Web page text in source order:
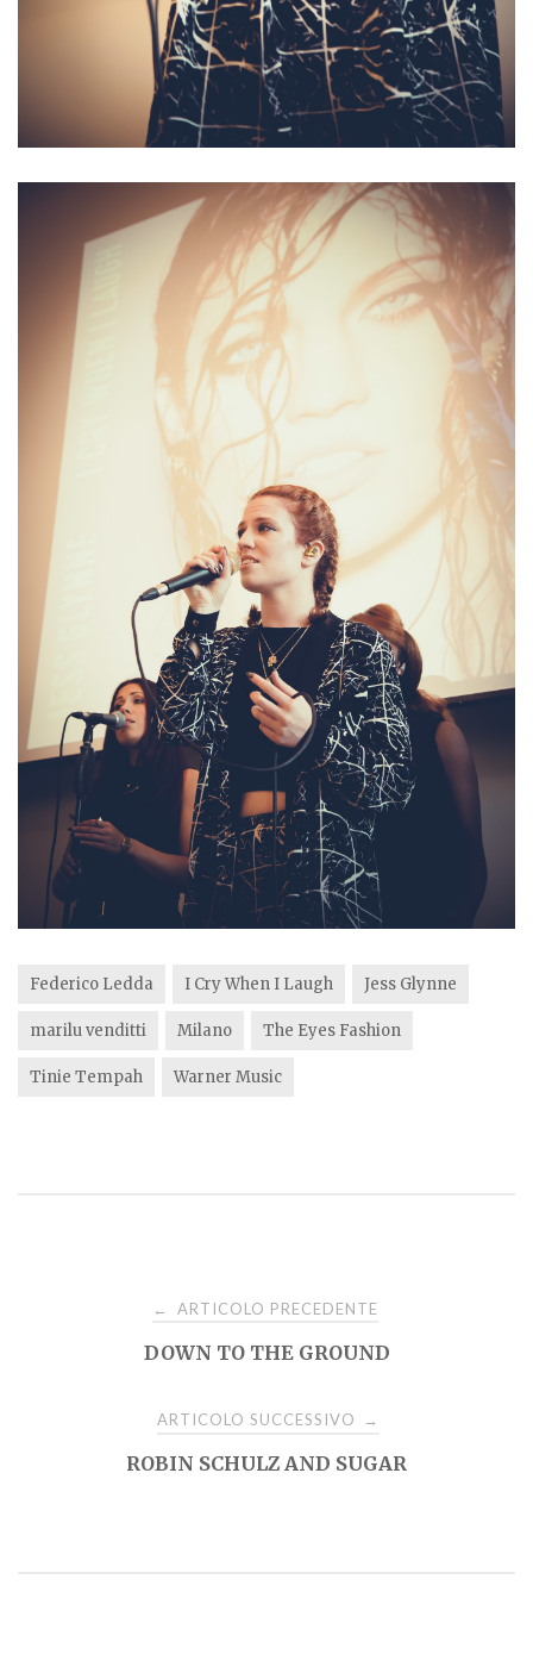
Federico Ledda I Cry When I Laugh Jess Glynne
marilu venditti Milano The Eyes Fashion
Tinie Tempah Warner Music
Navigazione
← ARTICOLO PRECEDENTE
DOWN TO THE GROUND
ARTICOLO SUCCESSIVO →
ROBIN SCHULZ AND SUGAR